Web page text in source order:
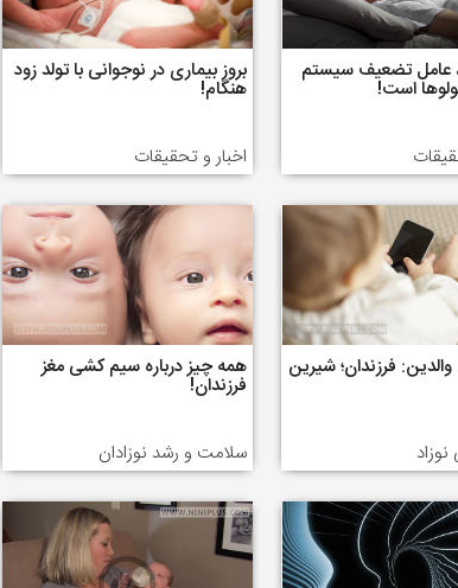
عامل تضعیف سیستم
است!
بروز بیماری در نوجوانی با تولد زود
هنگام!
اخبار و تحقیقات
فرزندان؛ شیرین همه چیز درباره سیم کشی مغز
فرزندان!
سلامت و رشد نوزادان